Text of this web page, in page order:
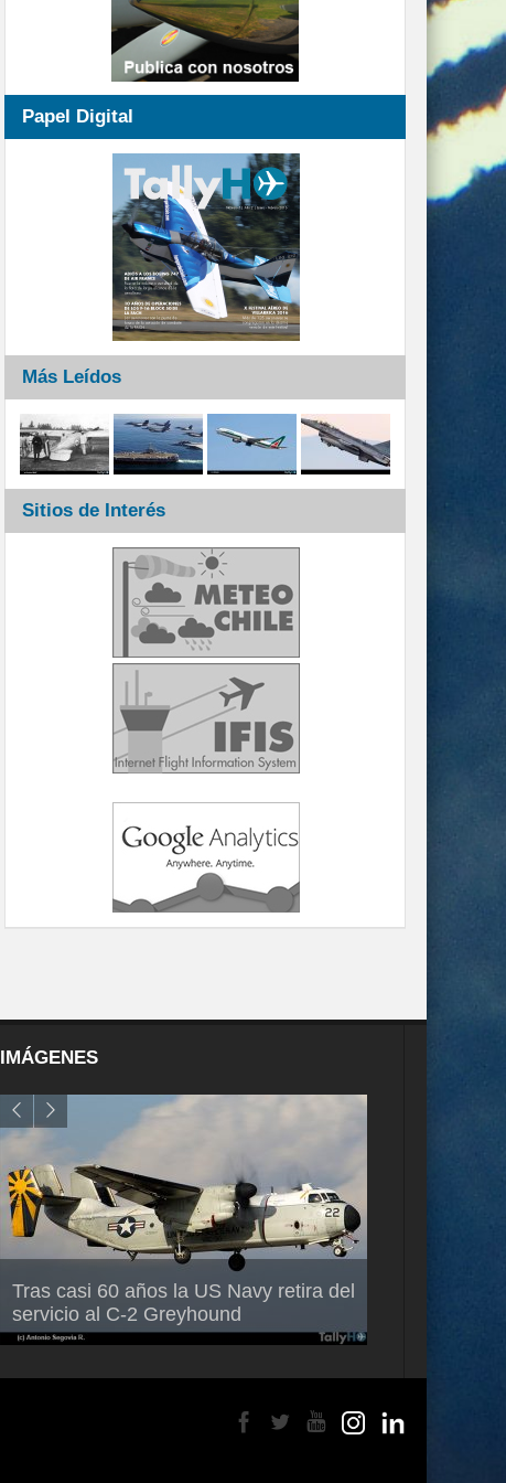
Papel Digital
Más Leídos
Sitios de Interés
IMÁGENES
Tras casi 60 años la US Navy retira del
servicio al C-2 Greyhound
Air France-KLM anuncia a Guilhem
Mallet como nuevo Director General
para América Latina